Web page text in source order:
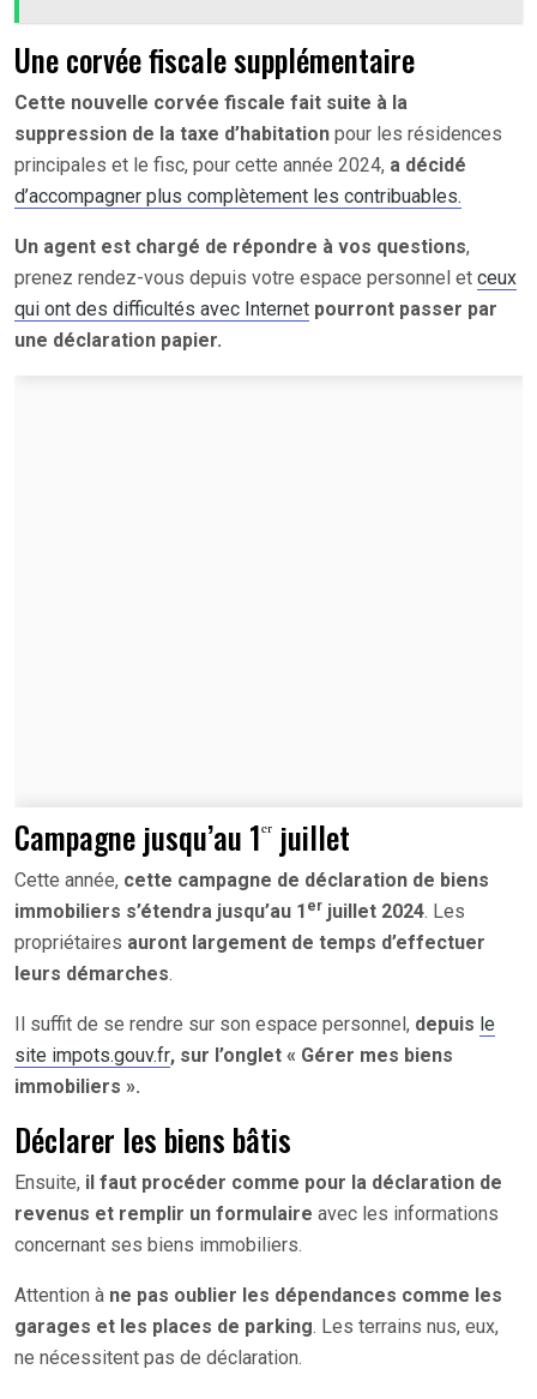
Une corvée fiscale supplémentaire
Cette nouvelle corvée fiscale fait suite à la
suppression de la taxe d’habitation pour les résidences
principales et le fisc, pour cette année 2024, a décidé
d’accompagner plus complètement les contribuables.
Un agent est chargé de répondre à vos questions,
prenez rendez-vous depuis votre espace personnel et ceux
qui ont des difficultés avec Internet pourront passer par
une déclaration papier.
Campagne jusqu’au 1ᵉʳ juillet
Cette année, cette campagne de déclaration de biens
immobiliers s’étendra jusqu’au 1 er juillet 2024. Les
propriétaires auront largement de temps d’effectuer
leurs démarches.
Il suffit de se rendre sur son espace personnel, depuis le
site impots.gouv.fr, sur l’onglet « Gérer mes biens
immobiliers ».
Déclarer les biens bâtis
Ensuite, il faut procéder comme pour la déclaration de
revenus et remplir un formulaire avec les informations
concernant ses biens immobiliers.
Attention à ne pas oublier les dépendances comme les
garages et les places de parking. Les terrains nus, eux,
ne nécessitent pas de déclaration.